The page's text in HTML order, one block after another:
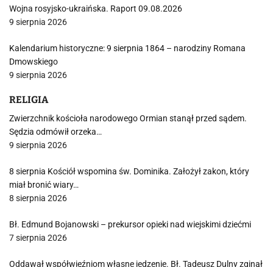
Wojna rosyjsko-ukraińska. Raport 09.08.2026
9 sierpnia 2026
Kalendarium historyczne: 9 sierpnia 1864 – narodziny Romana
Dmowskiego
9 sierpnia 2026
RELIGIA
Zwierzchnik kościoła narodowego Ormian stanął przed sądem.
Sędzia odmówił orzeka…
9 sierpnia 2026
8 sierpnia Kościół wspomina św. Dominika. Założył zakon, który
miał bronić wiary…
8 sierpnia 2026
Bł. Edmund Bojanowski – prekursor opieki nad wiejskimi dziećmi
7 sierpnia 2026
Oddawał współwięźniom własne jedzenie. Bł. Tadeusz Dulny zginął